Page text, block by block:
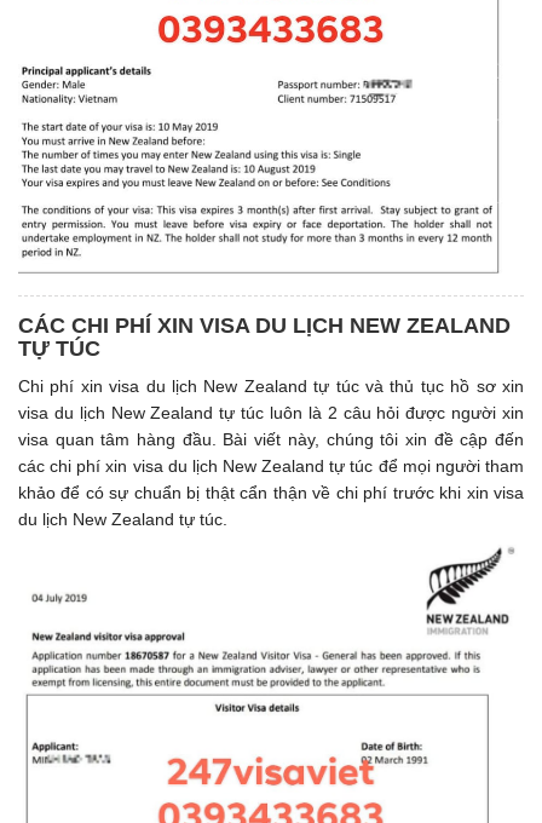
CÁC CHI PHÍ XIN VISA DU LỊCH NEW ZEALAND
TỰ TÚC
Chi phí xin visa du lịch New Zealand tự túc và thủ tục hồ sơ xin
visa du lịch New Zealand tự túc luôn là 2 câu hỏi được người xin
visa quan tâm hàng đầu. Bài viết này, chúng tôi xin đề cập đến
các chi phí xin visa du lịch New Zealand tự túc để mọi người tham
khảo để có sự chuẩn bị thật cẩn thận về chi phí trước khi xin visa
du lịch New Zealand tự túc.